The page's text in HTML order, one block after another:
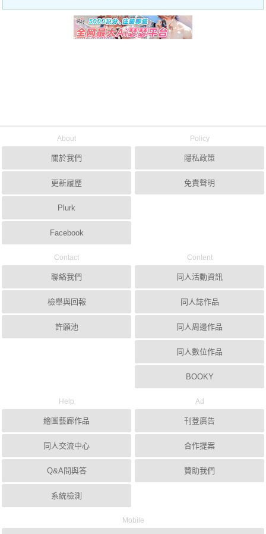
About
關於我們
更新履歷
Plurk
Facebook
Policy
隱私政策
免責聲明
Contact
聯絡我們
檢舉與回報
許願池
Content
同人活動資訊
同人誌作品
同人周邊作品
同人數位作品
BOOKY
Help
繪圖藝廊作品
同人交流中心
Q&A問與答
系統檢測
Ad
刊登廣告
合作提案
贊助我們
Mobile